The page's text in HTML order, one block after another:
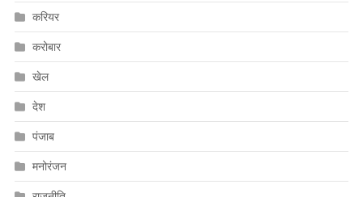
करियर
करोबार
खेल
देश
पंजाब
मनोरंजन